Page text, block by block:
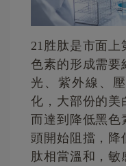
21胜肽是市面
色素的形成需要
光、紫外線、
化，大部份的美
而達到降低黑色
頭開始阻擋，降
肽相當溫和，敏